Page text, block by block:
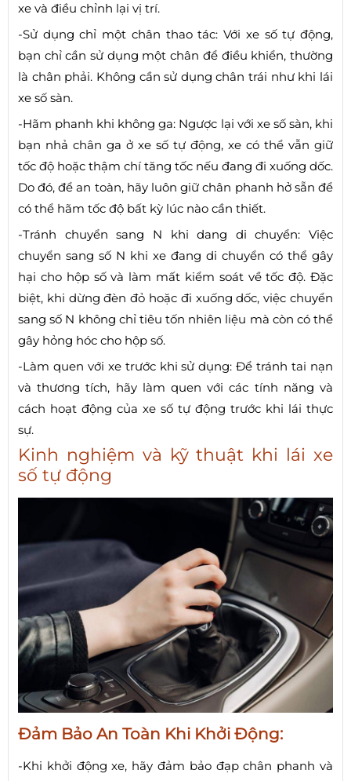
xe và điều chỉnh lại vị trí.
-Sử dụng chỉ một chân thao tác: Với xe số tự động,
bạn chỉ cần sử dụng một chân để điều khiển, thường
là chân phải. Không cần sử dụng chân trái như khi lái
xe số sàn.
-Hãm phanh khi không ga: Ngược lại với xe số sàn, khi
bạn nhả chân ga ở xe số tự động, xe có thể vẫn giữ
tốc độ hoặc thậm chí tăng tốc nếu đang đi xuống dốc.
Do đó, để an toàn, hãy luôn giữ chân phanh hở sẵn để
có thể hãm tốc độ bất kỳ lúc nào cần thiết.
-Tránh chuyển sang N khi dang di chuyển: Việc
chuyển sang số N khi xe đang di chuyển có thể gây
hại cho hộp số và làm mất kiểm soát về tốc độ. Đặc
biệt, khi dừng đèn đỏ hoặc đi xuống dốc, việc chuyển
sang số N không chỉ tiêu tốn nhiên liệu mà còn có thể
gây hỏng hóc cho hộp số.
-Làm quen với xe trước khi sử dụng: Để tránh tai nạn
và thương tích, hãy làm quen với các tính năng và
cách hoạt động của xe số tự động trước khi lái thực
sự.
Kinh nghiệm và kỹ thuật khi lái xe
số tự động
Đảm Bảo An Toàn Khi Khởi Động:
-Khi khởi động xe, hãy đảm bảo đạp chân phanh và